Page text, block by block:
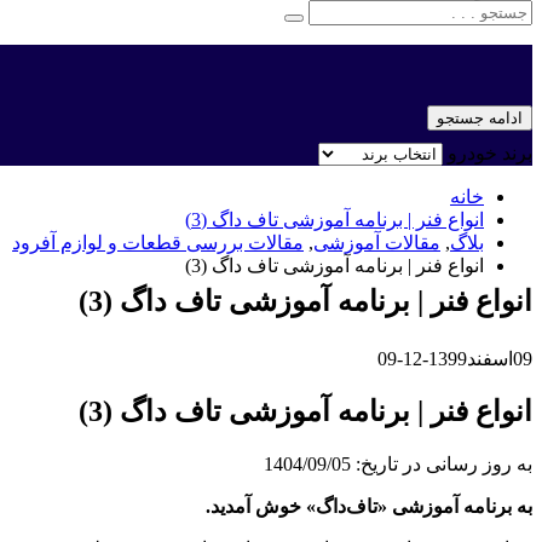
ادامه جستجو
برند خودرو
خانه
انواع فنر | برنامه آموزشی تاف داگ (3)
بلاگ, مقالات آموزشی, مقالات بررسی قطعات و لوازم آفرود
انواع فنر | برنامه آموزشی تاف داگ (3)
انواع فنر | برنامه آموزشی تاف داگ (3)
09 اسفند1399-12-09
انواع فنر | برنامه آموزشی تاف داگ (3)
به روز رسانی در تاریخ: 1404/09/05
به برنامه آموزشی «تاف‌داگ» خوش آمدید.